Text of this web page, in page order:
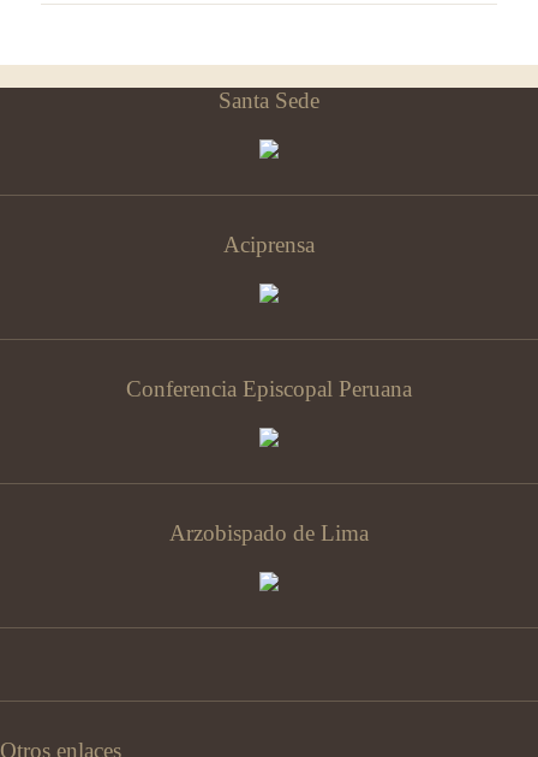
Santa Sede
Aciprensa
Conferencia Episcopal Peruana
Arzobispado de Lima
Otros enlaces